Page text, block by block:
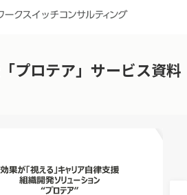
プロテア」サービス資料